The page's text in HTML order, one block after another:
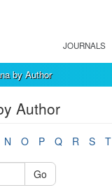
JOURNALS
by Author
Author
N O P Q R S T
Go